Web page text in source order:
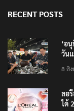
RECENT POSTS
‘อ
วัน
8 สิ
ลอ
ได้